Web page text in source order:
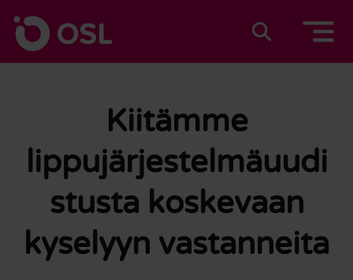
Etusivulle
Kiitämme
lippujärjestelmäuudi
stusta koskevaan
kyselyyn vastanneita